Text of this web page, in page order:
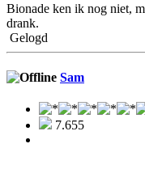
Bionade ken ik nog niet,
drank.
Gelogd
Sam
7.655